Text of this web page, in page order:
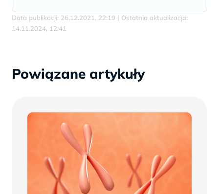
Data publikacji: 26.12.2021, 22:19 | Ostatnia aktualizacja:
14.11.2024, 12:41
Powiązane artykuły